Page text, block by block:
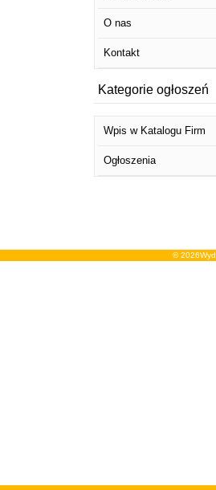
O nas
Kontakt
Kategorie ogłoszeń
Wpis w Katalogu Firm
Ogłoszenia
©